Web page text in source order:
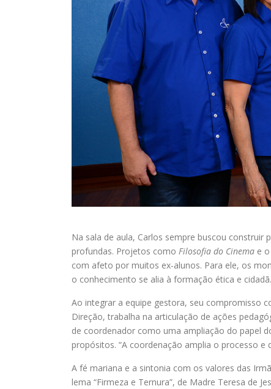
Na sala de aula, Carlos sempre buscou
profundas. Projetos como Filosofia do Cinema e
com afeto por muitos ex-alunos. Para ele, os
o conhecimento se alia à formação ética e cidadã.
Ao integrar a equipe gestora, seu compromisso
Direção, trabalha na articulação de ações
de coordenador como uma ampliação do papel
propósitos. “A coordenação amplia o processo e
A fé mariana e a sintonia com os valores das
lema “Firmeza e Ternura”, de Madre Teresa de